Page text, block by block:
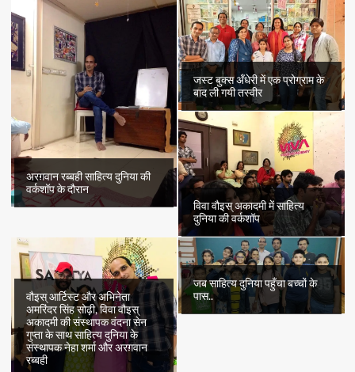
अरग़वान रब्बही साहित्य दुनिया की
वर्कशॉप के दौरान
जस्ट बुक्स अँधेरी में एक प्रोग्राम के
बाद ली गयी तस्वीर
विवा वौइस् अकादमी में साहित्य
दुनिया की वर्कशॉप
वौइस् आर्टिस्ट और अभिनेता
अमरिंदर सिंह सोढ़ी, विवा वौइस्
अकादमी की संस्थापक वंदना सेन
गुप्ता के साथ साहित्य दुनिया के
संस्थापक नेहा शर्मा और अरग़वान
रब्बही
जब साहित्य दुनिया पहुँचा बच्चों के
पास..